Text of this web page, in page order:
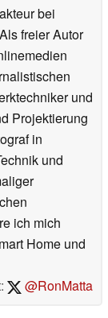
bei
freier Autor
und
Projektierung
in
und
ich mich
Home und
@RonMatta